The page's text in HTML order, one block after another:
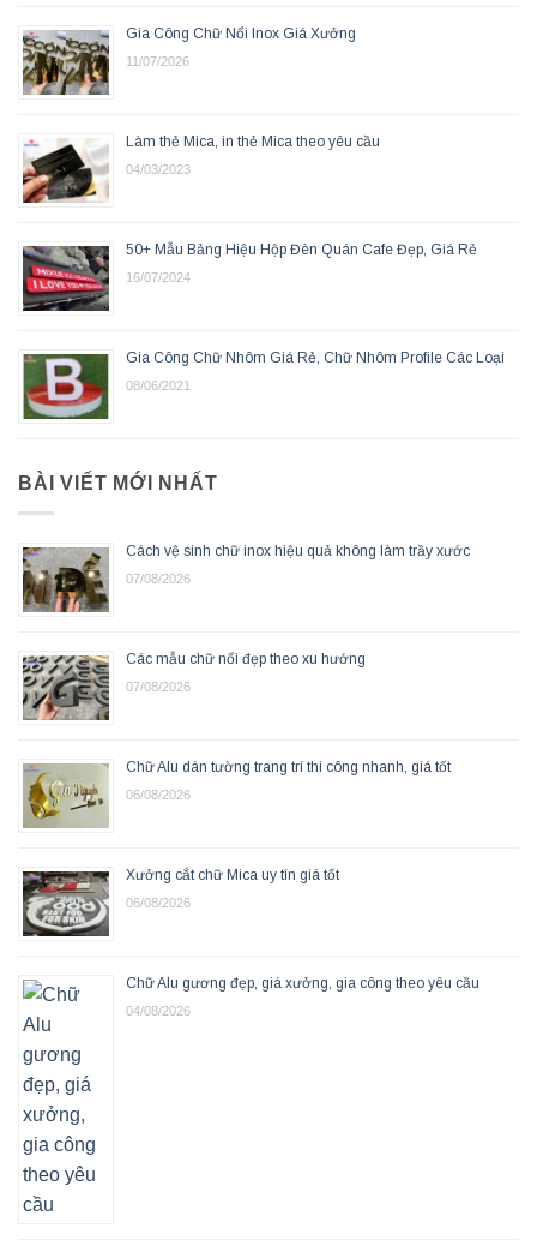
Gia Công Chữ Nổi Inox Giá Xưởng
11/07/2026
Làm thẻ Mica, in thẻ Mica theo yêu cầu
04/03/2023
50+ Mẫu Bảng Hiệu Hộp Đèn Quán Cafe Đẹp, Giá Rẻ
16/07/2024
Gia Công Chữ Nhôm Giá Rẻ, Chữ Nhôm Profile Các Loại
08/06/2021
BÀI VIẾT MỚI NHẤT
Cách vệ sinh chữ inox hiệu quả không làm trầy xước
07/08/2026
Các mẫu chữ nổi đẹp theo xu hướng
07/08/2026
Chữ Alu dán tường trang trí thi công nhanh, giá tốt
06/08/2026
Xưởng cắt chữ Mica uy tín giá tốt
06/08/2026
Chữ Alu gương đẹp, giá xưởng, gia công theo yêu cầu
04/08/2026